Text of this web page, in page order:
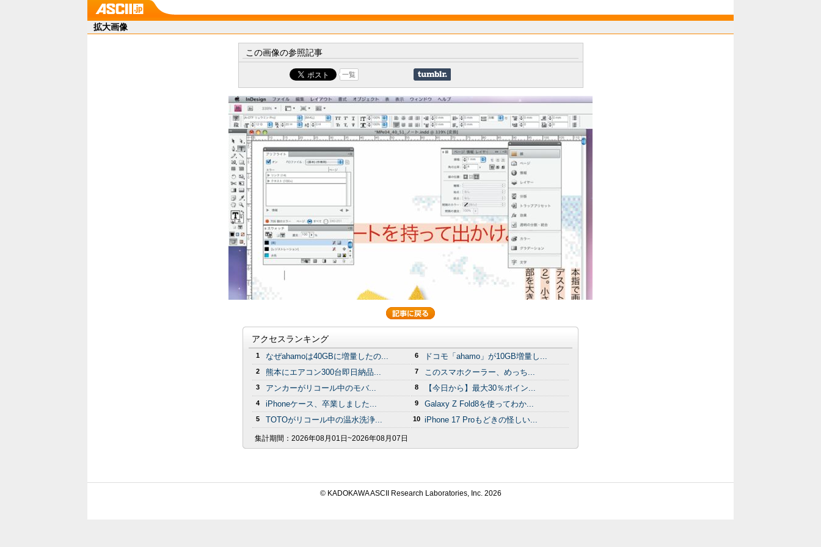
拡大画像
この画像の参照記事
一覧
アクセスランキング
1 なぜahamoは40GBに増量したの...
2 熊本にエアコン300台即日納品...
3 アンカーがリコール中のモバ...
4 iPhoneケース、卒業しました...
5 TOTOがリコール中の温水洗浄...
6 ドコモ「ahamo」が10GB増量し...
7 このスマホクーラー、めっち...
8 【今日から】最大30％ポイン...
9 Galaxy Z Fold8を使ってわか...
10 iPhone 17 Proもどきの怪しい...
集計期間： 2026年08月01日~2026年08月07日
© KADOKAWA ASCII Research Laboratories, Inc. 2026